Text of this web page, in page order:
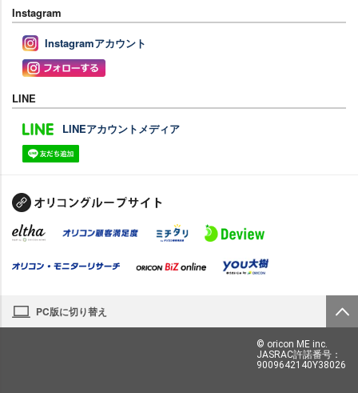
Instagram
Instagramアカウント
LINE
LINEアカウントメディア
PC版に切り替え
© oricon ME inc.
JASRAC許諾番号：
9009642140Y38026